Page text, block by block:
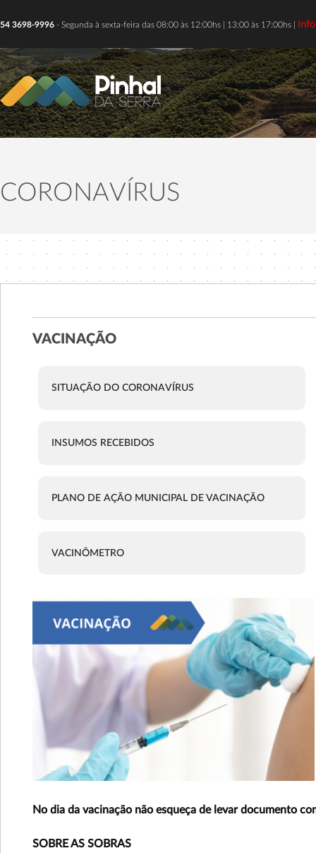
54 3698-9996 - Segunda à sexta-feira das 08:00 às 12:00hs | 13:00 às 17:00hs |
CORONAVÍRUS
VACINAÇÃO
SITUAÇÃO DO CORONAVÍRUS
INSUMOS RECEBIDOS
PLANO DE AÇÃO MUNICIPAL DE VACINAÇÃO
VACINÔMETRO
No dia da vacinação não esqueça de levar documento
SOBRE AS SOBRAS